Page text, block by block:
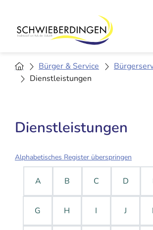
Bürger & Service
Dienstleistungen
Dienstleistungen
Alphabetisches Register überspringen
A B C D
G H I J